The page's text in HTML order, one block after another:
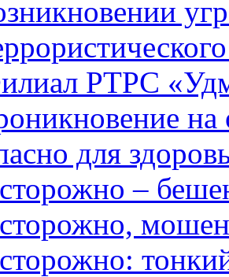
РТРС
на
для
–